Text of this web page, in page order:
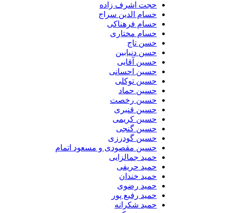
حجت اشرف زاده
حسام الدین سراج
حسام فرهناکی
حسام مختاری
حسن تاج
حسن دنیابین
حسین آقایی
حسین احسانی
حسین توکلی
حسین حماد
حسین رخصت
حسین قنبری
حسین کریمی
حسین گنجی
حسین گودرزی
حسین مقصودی و مسعود اتمام
حمید جمالزایی
حمید حریفی
حمید خندان
حمید رضوی
حمید رفیع پور
حمید شکرانه